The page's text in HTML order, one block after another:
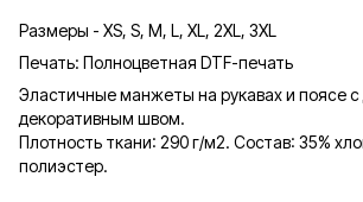
Размеры - XS, S, M, L, XL, 2XL, 3XL
Печать: Полноцветная DTF-печать
Эластичные манжеты на рукавах и поясе
декоративным швом.
Плотность ткани: 290 г/м2. Состав: 35%
полиэстер.